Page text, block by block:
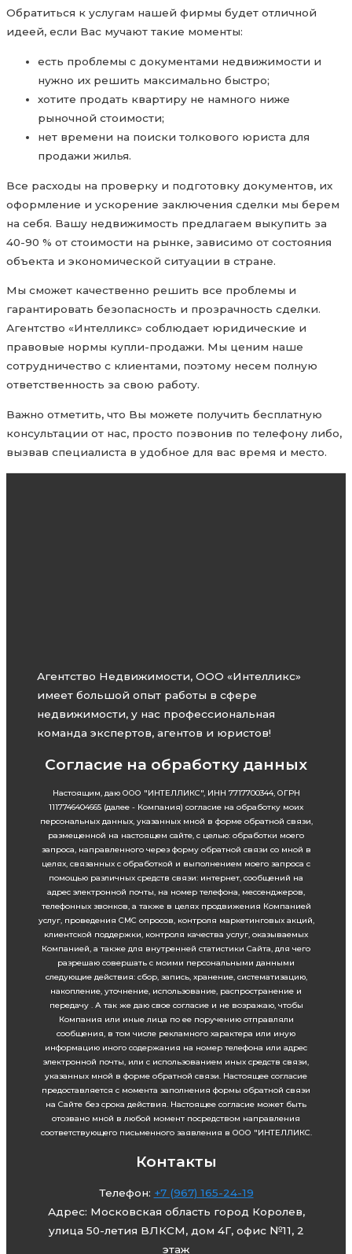
Обратиться к услугам нашей фирмы будет отличной
идеей, если Вас мучают такие моменты:
есть проблемы с документами недвижимости и
нужно их решить максимально быстро;
хотите продать квартиру не намного ниже
рыночной стоимости;
нет времени на поиски толкового юриста для
продажи жилья.
Все расходы на проверку и подготовку документов, их
оформление и ускорение заключения сделки мы берем
на себя. Вашу недвижимость предлагаем выкупить за
40-90 % от стоимости на рынке, зависимо от состояния
объекта и экономической ситуации в стране.
Мы сможет качественно решить все проблемы и
гарантировать безопасность и прозрачность сделки.
Агентство «Интелликс» соблюдает юридические и
правовые нормы купли-продажи. Мы ценим наше
сотрудничество с клиентами, поэтому несем полную
ответственность за свою работу.
Важно отметить, что Вы можете получить бесплатную
консультации от нас, просто позвонив по телефону либо,
вызвав специалиста в удобное для вас время и место.
Агентство Недвижимости, ООО «Интелликс»
имеет большой опыт работы в сфере
недвижимости, у нас профессиональная
команда экспертов, агентов и юристов!
Согласие на обработку данных
Настоящим, даю ООО "ИНТЕЛЛИКС", ИНН 7717700344, ОГРН
1117746404665 (далее - Компания) согласие на обработку моих
персональных данных, указанных мной в форме обратной связи,
размещенной на настоящем сайте, с целью: обработки моего
запроса, направленного через форму обратной связи со мной в
целях, связанных с обработкой и выполнением моего запроса с
помощью различных средств связи: интернет, сообщений на
адрес электронной почты, на номер телефона, мессенджеров,
телефонных звонков, а также в целях продвижения Компанией
услуг, проведения СМС опросов, контроля маркетинговых акций,
клиентской поддержки, контроля качества услуг, оказываемых
Компанией, а также для внутренней статистики Сайта, для чего
разрешаю совершать с моими персональными данными
следующие действия: сбор, запись, хранение, систематизацию,
накопление, уточнение, использование, распространение и
передачу . А так же даю свое согласие и не возражаю, чтобы
Компания или иные лица по ее поручению отправляли
сообщения, в том числе рекламного характера или иную
информацию иного содержания на номер телефона или адрес
электронной почты, или с использованием иных средств связи,
указанных мной в форме обратной связи. Настоящее согласие
предоставляется с момента заполнения формы обратной связи
на Сайте без срока действия. Настоящее согласие может быть
отозвано мной в любой момент посредством направления
соответствующего письменного заявления в ООО "ИНТЕЛЛИКС.
Контакты
Телефон: +7 (967) 165-24-19
Адрес: Московская область город Королев,
улица 50-летия ВЛКСМ, дом 4Г, офис №11, 2
этаж